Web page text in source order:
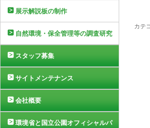
カテ
展示解説板の制作
自然環境・保全管理等の調査研究
スタッフ募集
サイトメンテナンス
会社概要
環境省と国立公園オフィシャルパ